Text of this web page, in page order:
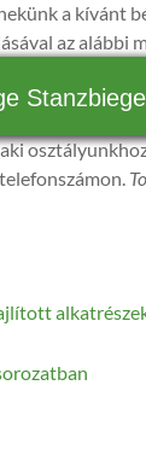
a kívánt
az alábbi